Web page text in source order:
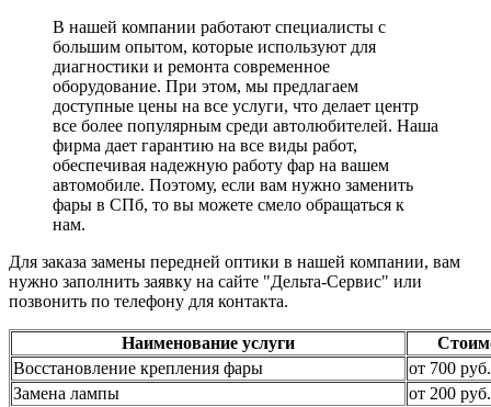
В нашей компании работают специалисты с
большим опытом, которые используют для
диагностики и ремонта современное
оборудование. При этом, мы предлагаем
доступные цены на все услуги, что делает центр
все более популярным среди автолюбителей. Наша
фирма дает гарантию на все виды работ,
обеспечивая надежную работу фар на вашем
автомобиле. Поэтому, если вам нужно заменить
фары в СПб, то вы можете смело обращаться к
нам.
Для заказа замены передней оптики в нашей компании, вам
нужно заполнить заявку на сайте "Дельта-Сервис" или
позвонить по телефону для контакта.
Наименование услуги
Восстановление крепления фары
от 700 руб.
Замена лампы
от 200 руб.